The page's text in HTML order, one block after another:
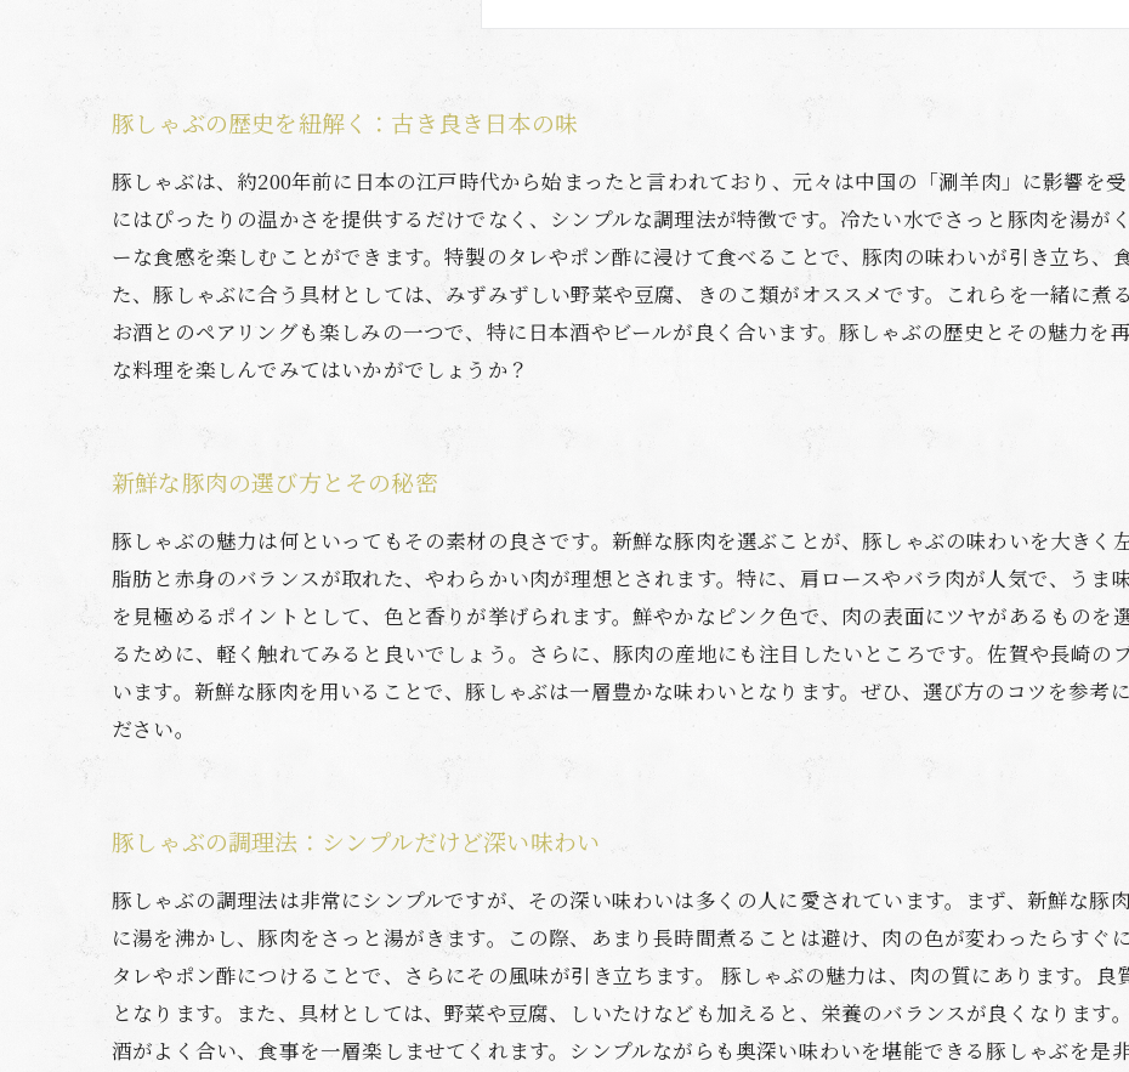
豚しゃぶの魅力を再発見：初心者から上級者までの楽しみ方
豚しゃぶの歴史を紐解く：古き良き日本の味
豚しゃぶは、約200年前に日本の江戸時代から始まったと言われており、元々は中国の「涮羊肉」に影響を
にはぴったりの温かさを提供するだけでなく、シンプルな調理法が特徴です。冷たい水でさっと豚肉を湯が
ーな食感を楽しむことができます。特製のタレやポン酢に浸けて食べることで、豚肉の味わいが引き立ち、
た、豚しゃぶに合う具材としては、みずみずしい野菜や豆腐、きのこ類がオススメです。これらを一緒に煮
お酒とのペアリングも楽しみの一つで、特に日本酒やビールが良く合います。豚しゃぶの歴史とその魅力を
な料理を楽しんでみてはいかがでしょうか？
新鮮な豚肉の選び方とその秘密
豚しゃぶの魅力は何といってもその素材の良さです。新鮮な豚肉を選ぶことが、豚しゃぶの味わいを大きく
脂肪と赤身のバランスが取れた、やわらかい肉が理想とされます。特に、肩ロースやバラ肉が人気で、うま
を見極めるポイントとして、色と香りが挙げられます。鮮やかなピンク色で、肉の表面にツヤがあるものを
るために、軽く触れてみると良いでしょう。さらに、豚肉の産地にも注目したいところです。佐賀や長崎の
います。新鮮な豚肉を用いることで、豚しゃぶは一層豊かな味わいとなります。ぜひ、選び方のコツを参考
ださい。
豚しゃぶの調理法：シンプルだけど深い味わい
豚しゃぶの調理法は非常にシンプルですが、その深い味わいは多くの人に愛されています。まず、新鮮な豚
に湯を沸かし、豚肉をさっと湯がきます。この際、あまり長時間煮ることは避け、肉の色が変わったらすぐ
タレやポン酢につけることで、さらにその風味が引き立ちます。 豚しゃぶの魅力は、肉の質にあります。
となります。また、具材としては、野菜や豆腐、しいたけなども加えると、栄養のバランスが良くなります
酒がよく合い、食事を一層楽しませてくれます。シンプルながらも奥深い味わいを堪能できる豚しゃぶを是非